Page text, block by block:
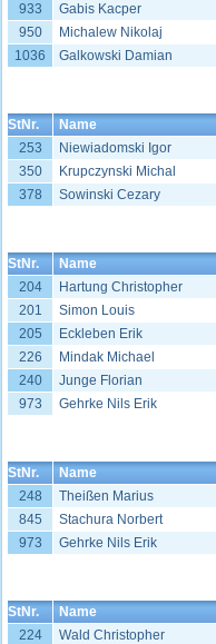
933
Gabis Kacper
950
Michalew Nikolaj
1036
Galkowski Damian
StNr.
Name
253
Niewiadomski Igor
350
Krupczynski Michal
378
Sowinski Cezary
StNr.
Name
204
Hartung Christopher
201
Simon Louis
205
Eckleben Erik
226
Mindak Michael
240
Junge Florian
973
Gehrke Nils Erik
StNr.
Name
248
Theißen Marius
845
Stachura Norbert
973
Gehrke Nils Erik
StNr.
Name
224
Wald Christopher